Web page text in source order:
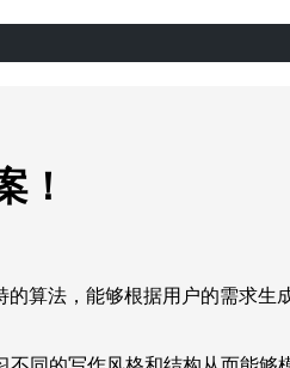
！
算法，能够根据用户的需求生